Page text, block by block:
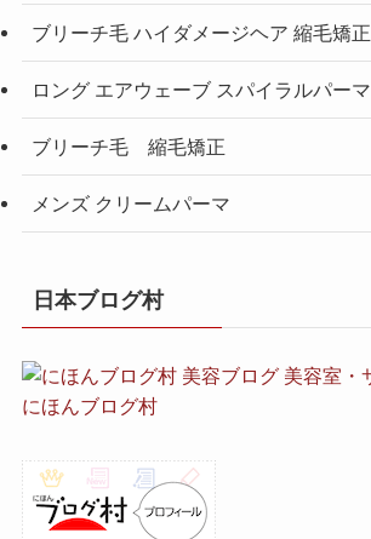
ブリーチ毛 ハイダメージヘア 縮毛矯正
ロング エアウェーブ スパイラルパーマ
ブリーチ毛 縮毛矯正
メンズ クリームパーマ
日本ブログ村
にほんブログ村